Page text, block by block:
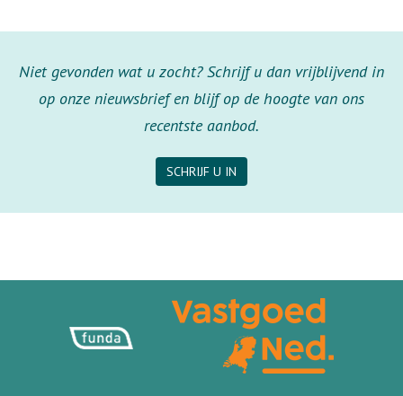
Niet gevonden wat u zocht? Schrijf u dan vrijblijvend in
op onze nieuwsbrief en blijf op de hoogte van ons
recentste aanbod.
SCHRIJF U IN